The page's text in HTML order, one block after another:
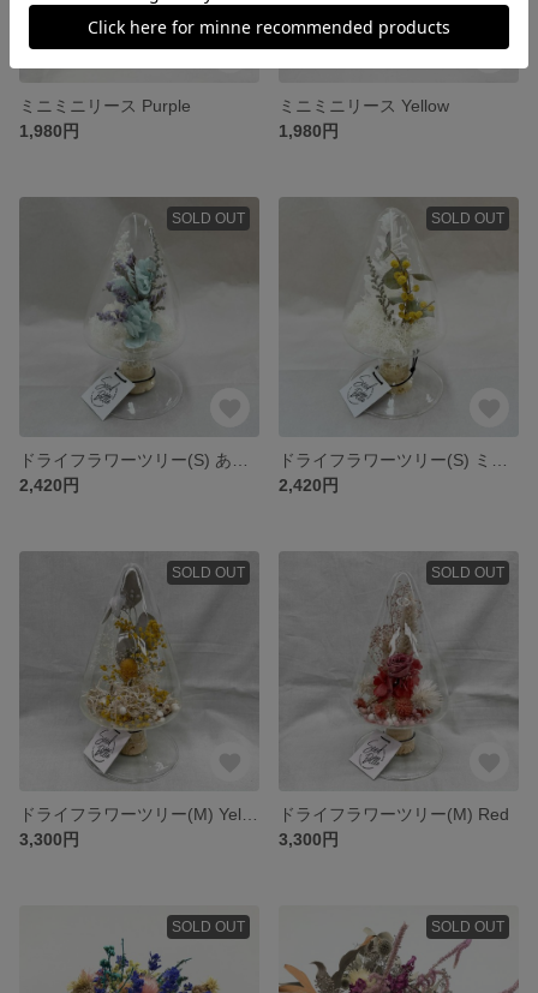
ミニミニリース Purple
1,980円
ミニミニリース Yellow
1,980円
SOLD OUT
2,420円
SOLD OUT
2,420円
SOLD OUT
3,300円
SOLD OUT
ドライフラワーツリー(M) Red
3,300円
SOLD OUT SOLD OUT